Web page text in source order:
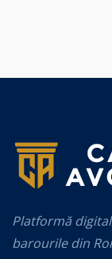
Platformă
barourile din